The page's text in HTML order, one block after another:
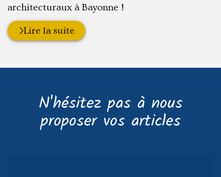
architecturaux à Bayonne !
Lire la suite
N'hésitez pas à nous
proposer vos articles